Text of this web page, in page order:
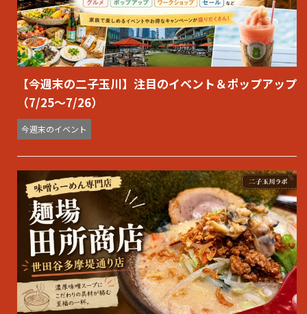
【今週末の二子玉川】注目のイベント＆ポップアップ
（7/25〜7/26）
今週末のイベント